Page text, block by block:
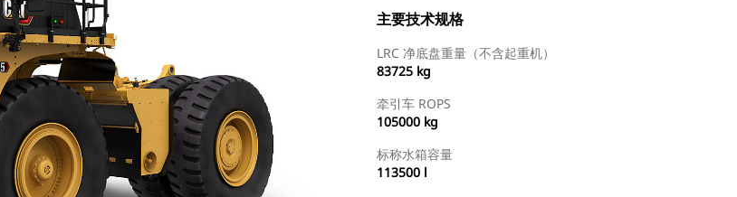
主要技术规格
LRC 净底盘重量（不含起重机）
83725 kg
牵引车 ROPS
105000 kg
标称水箱容量
113500 l